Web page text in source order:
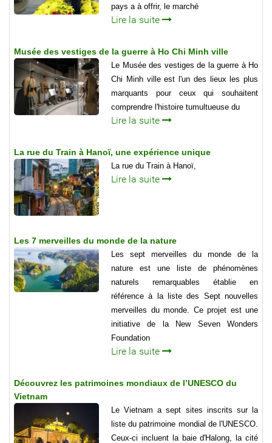
pays a à offrir, le marché
Lire la suite
Musée des vestiges de la guerre à Ho Chi Minh ville
Le Musée des vestiges de la guerre à Ho
Chi Minh ville est l'un des lieux les plus
marquants pour ceux qui souhaitent
comprendre l'histoire tumultueuse du
Lire la suite
La rue du Train à Hanoï, une expérience unique
La rue du Train à Hanoï,
Lire la suite
Les 7 merveilles du monde de la nature
Les sept merveilles du monde de la
nature est une liste de phénomènes
naturels remarquables établie en
référence à la liste des Sept nouvelles
merveilles du monde. Ce projet est une
initiative de la New Seven Wonders
Foundation
Lire la suite
Découvrez les patrimoines mondiaux de l’UNESCO du
Vietnam
Le Vietnam a sept sites inscrits sur la
liste du patrimoine mondial de l'UNESCO.
Ceux-ci incluent la baie d'Halong, la cité